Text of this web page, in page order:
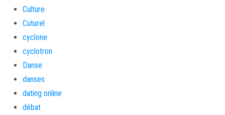
Culture
Cuturel
cyclone
cyclotron
Danse
danses
dating online
débat